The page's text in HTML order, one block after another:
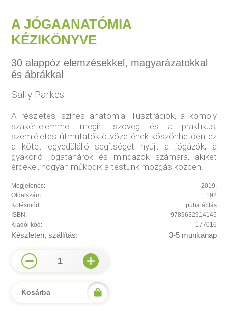
A JÓGAANATÓMIA
KÉZIKÖNYVE
30 alappóz elemzésekkel, magyarázatokkal
és ábrákkal
Sally Parkes
A részletes, színes anatómiai illusztrációk, a komoly
szakértelemmel megírt szöveg és a praktikus,
szemléletes útmutatók ötvözetének köszönhetően ez
a kötet egyedülálló segítséget nyújt a jógázók, a
gyakorló jógatanárok és mindazok számára, akiket
érdekel, hogyan működik a testünk mozgás közben.
Megjelenés:
2019.
Oldalszám:
192
Kötésmód:
puhatáblás
ISBN:
9789632914145
Kiadói kód:
177016
Készleten, szállítás: 3-5 munkanap
1
Kosárba